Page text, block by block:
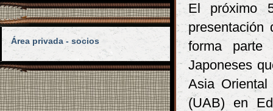
Área privada - socios
El próximo
forma parte
Japoneses
Asia
(UAB) en